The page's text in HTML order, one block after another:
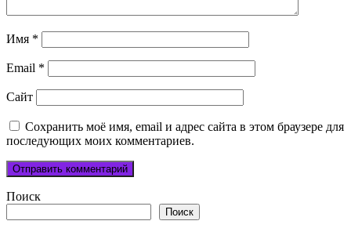
Имя *
Email *
Сайт
Сохранить моё имя, email и адрес сайта в этом браузере для
последующих моих комментариев.
Поиск
Поиск